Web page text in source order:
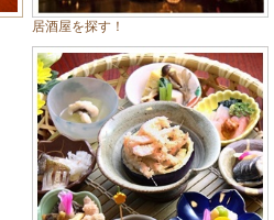
居酒屋を探す！